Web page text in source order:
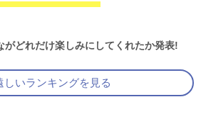
がどれだけ楽しみにしてくれたか発表!
しいランキングを見る